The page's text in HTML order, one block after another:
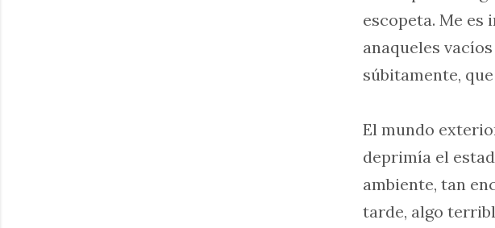
escopeta. Me es
anaqueles
súbitamente,
El mundo
deprimía el
ambiente, tan
tarde, algo